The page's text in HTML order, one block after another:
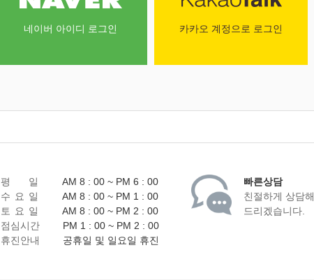
네이버 아이디 로그인 카카오 계정으로 로그인
평 일
AM 8 : 00 ~ PM 6 : 00
수 요 일
AM 8 : 00 ~ PM 1 : 00
토 요 일
AM 8 : 00 ~ PM 2 : 00
점심시간
PM 1 : 00 ~ PM 2 : 00
휴진안내
공휴일 및 일요일 휴진
빠른상담
친절하게 상담해
드리겠습니다.